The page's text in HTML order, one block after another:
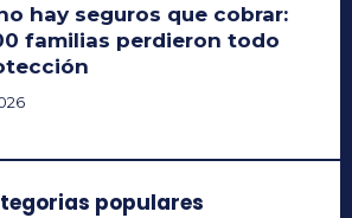
hay seguros que cobrar:
familias perdieron todo
populares